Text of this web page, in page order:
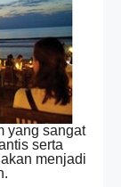
yang sangat
serta
menjadi